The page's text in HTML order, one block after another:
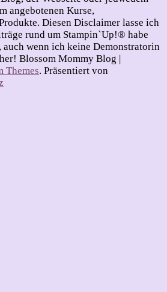
angebotenen Kurse,
Diesen Disclaimer lasse ich
rund um Stampin`Up!® habe
auch wenn ich keine Demonstratorin
Blossom Mommy Blog |
Themes. Präsentiert von